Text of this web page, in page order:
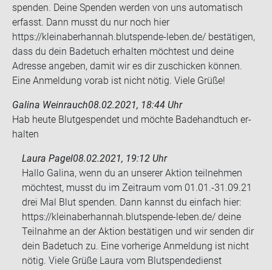
spenden. Deine Spenden werden von uns automatisch
erfasst. Dann musst du nur noch hier
https://kleinaberhannah.blutspende-leben.de/ bestätigen,
dass du dein Badetuch erhalten möchtest und deine
Adresse angeben, damit wir es dir zuschicken können.
Eine Anmeldung vorab ist nicht nötig. Viele Grüße!
Galina Weinrauch08.02.2021, 18:44 Uhr
Hab heute Blut­ge­spen­det und möch­te Ba­de­hand­tuch er­
hal­ten
Laura Pagel08.02.2021, 19:12 Uhr
Hallo Galina, wenn du an unserer Aktion teilnehmen
möchtest, musst du im Zeitraum vom 01.01.-31.09.21
drei Mal Blut spenden. Dann kannst du einfach hier:
https://kleinaberhannah.blutspende-leben.de/ deine
Teilnahme an der Aktion bestätigen und wir senden dir
dein Badetuch zu. Eine vorherige Anmeldung ist nicht
nötig. Viele Grüße Laura vom Blutspendedienst